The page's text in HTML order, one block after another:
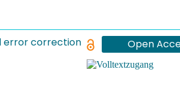
error correction
Open